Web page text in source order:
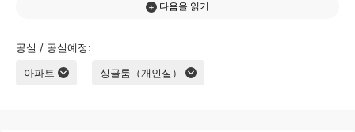
인 가격의 컴팩트룸까지 다양한 라이프스타일에 맞는 객실을 제공
도 완비되어 있습니다. 동경의 아시야 고베 지역에서 새로운 라이
프스타일을 시작해 보세요.
공실 / 공실예정
아파트
싱글룸（개인실）